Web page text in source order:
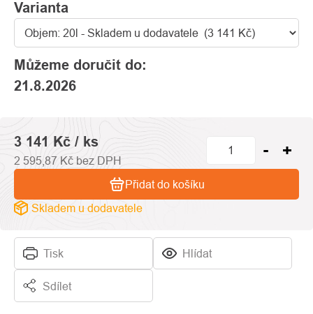
Varianta
Můžeme doručit do:
21.8.2026
Tisk Hlídat
Sdílet
3 141 Kč / ks
2 595,87 Kč bez DPH
Skladem u dodavatele
Přidat do košíku